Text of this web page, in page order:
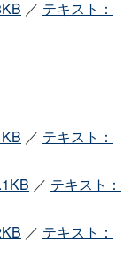
／ テキスト：
／ テキスト：
／ テキスト：
／ テキスト：